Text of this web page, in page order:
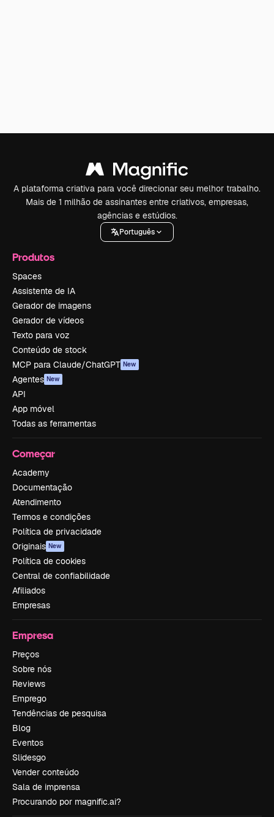
A plataforma criativa para você direcionar seu melhor trabalho.
Mais de 1 milhão de assinantes entre criativos, empresas,
agências e estúdios.
Português
Produtos
Spaces
Assistente de IA
Gerador de imagens
Gerador de vídeos
Texto para voz
Conteúdo de stock
MCP para Claude/ChatGPT New
Agentes New
API
App móvel
Todas as ferramentas
Começar
Academy
Documentação
Atendimento
Termos e condições
Política de privacidade
Originais New
Política de cookies
Central de confiabilidade
Afiliados
Empresas
Empresa
Preços
Sobre nós
Reviews
Emprego
Tendências de pesquisa
Blog
Eventos
Slidesgo
Vender conteúdo
Sala de imprensa
Procurando por magnific.ai?